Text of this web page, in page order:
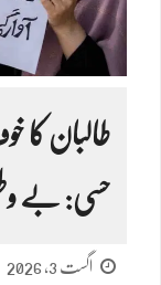
طالبان کا
حسی: بے
اگست 3, 2026